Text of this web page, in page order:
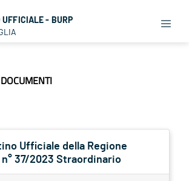
UFFICIALE - BURP
DOCUMENTI
Ufficiale della Regione
n° 37/2023 Straordinario